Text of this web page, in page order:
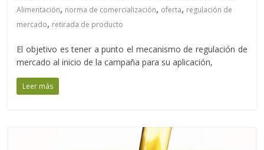
Alimentación, norma de comercialización, oferta, regulación de
mercado, retirada de producto
El objetivo es tener a punto el mecanismo de regulación de
mercado al inicio de la campaña para su aplicación,
Leer más